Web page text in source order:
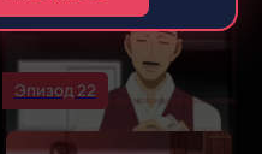
Эпизод 22